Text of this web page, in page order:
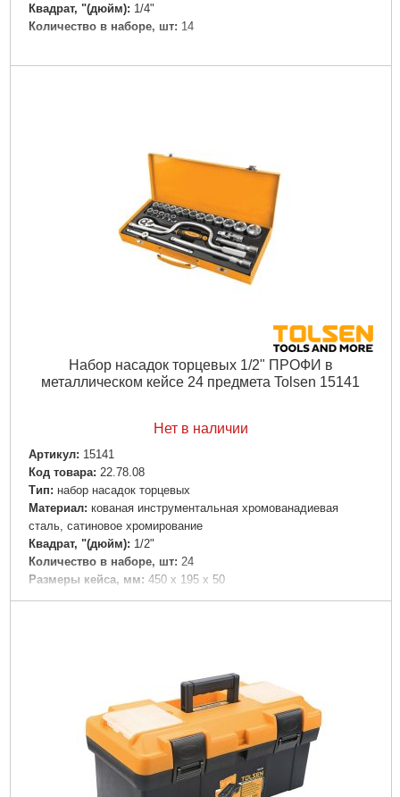
Квадрат, "(дюйм): 1/4"
Количество в наборе, шт: 14
Подробнее...
Набор насадок торцевых 1/2" ПРОФИ в
металлическом кейсе 24 предмета Tolsen 15141
Нет в наличии
Артикул: 15141
Код товара: 22.78.08
Тип: набор насадок торцевых
Материал: кованая инструментальная хромованадиевая
сталь, сатиновое хромирование
Квадрат, "(дюйм): 1/2"
Количество в наборе, шт: 24
Размеры кейса, мм: 450 х 195 х 50